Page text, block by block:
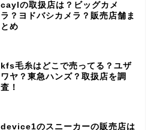
caylの取扱店は？ビッグカメ
ラ？ヨドバシカメラ？販売店舗ま
とめ
kfs毛糸はどこで売ってる？ユザ
ワヤ？東急ハンズ？取扱店を調
査！
device1のスニーカーの販売店は